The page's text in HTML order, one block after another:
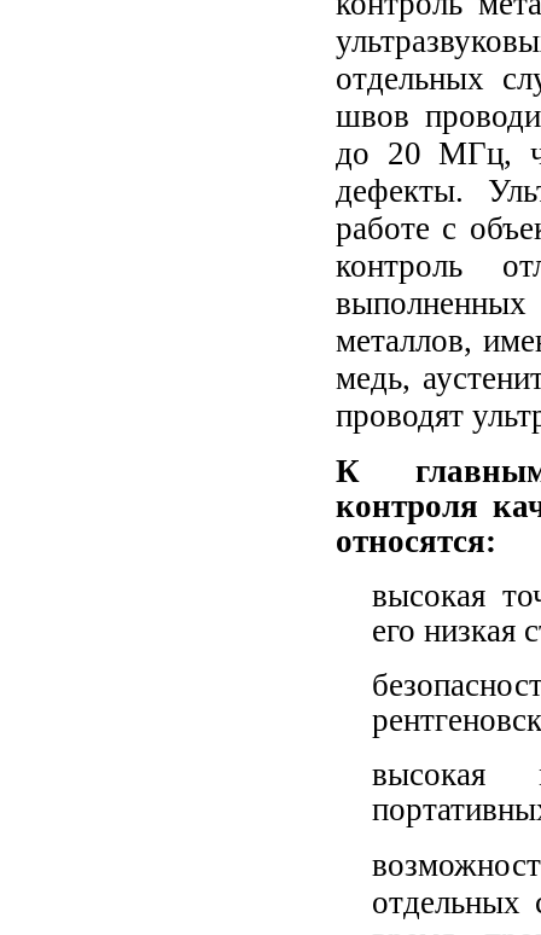
отдельных
швов
до 20 МГц,
дефекты.
работе с
контроль
металлов,
медь,
проводят
К главным
контроля
относятся:
высокая
его низкая
высокая
отдельных